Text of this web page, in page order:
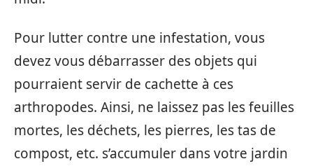
Pour lutter contre une infestation, vous
devez vous débarrasser des objets qui
pourraient servir de cachette à ces
arthropodes. Ainsi, ne laissez pas les feuilles
mortes, les déchets, les pierres, les tas de
compost, etc. s’accumuler dans votre jardin